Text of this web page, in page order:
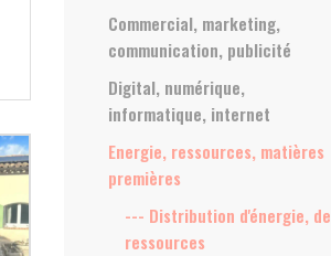
Commercial, marketing,
communication, publicité
Digital, numérique,
informatique, internet
Energie, ressources, matières
premières
--- Distribution d'énergie, de
ressources